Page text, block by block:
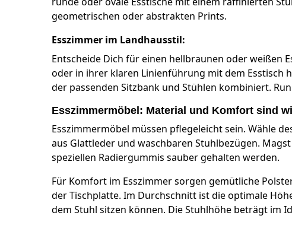
geometrischen oder abstrakten Prints.
Esszimmer im Landhausstil:
Entscheide Dich für einen hellbraunen oder weißen
oder in ihrer klaren Linienführung mit dem Esstisch
der passenden Sitzbank und Stühlen kombiniert.
Esszimmermöbel: Material und Komfort sind
Esszimmermöbel müssen pflegeleicht sein. Wähle
aus Glattleder und waschbaren Stuhlbezügen.
speziellen Radiergummis sauber gehalten werden.
Für Komfort im Esszimmer sorgen gemütliche
der Tischplatte. Im Durchschnitt ist die optimale
dem Stuhl sitzen können. Die Stuhlhöhe beträgt im